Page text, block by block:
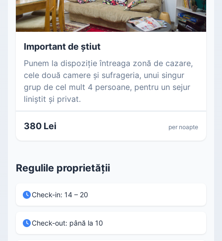
Important de știut
Punem la dispoziție întreaga zonă de cazare,
cele două camere și sufrageria, unui singur
grup de cel mult 4 persoane, pentru un sejur
liniștit și privat.
380 Lei per noapte
Regulile proprietății
Check-in: 14 – 20
Check-out: până la 10